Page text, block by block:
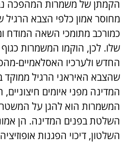
הקמתן של משמרות המהפכה
מחוסר אמון כלפי הצבא
כמורכב מתומכי השאה המודח
שלו. לכן, הוקמו המשמרות
החדש ולערכיו האסלאמיים-
שהצבא האיראני הרגיל ממוקד
המדינה מפני איומים
המשמרות הוא להגן על המשטר
השלטת בפנים המדינה. הן
השלטון, דיכוי הפגנות